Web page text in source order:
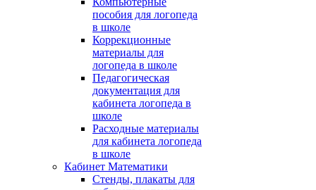
пособия для логопеда
в школе
Коррекционные
материалы для
логопеда в школе
Педагогическая
документация для
кабинета логопеда в
школе
Расходные материалы
для кабинета логопеда
в школе
Кабинет Математики
Стенды, плакаты для